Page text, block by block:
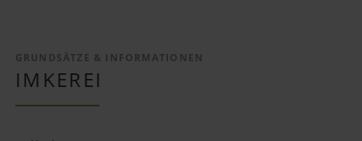
GRUNDSÄTZE & INFORMATIONEN
IMKEREI